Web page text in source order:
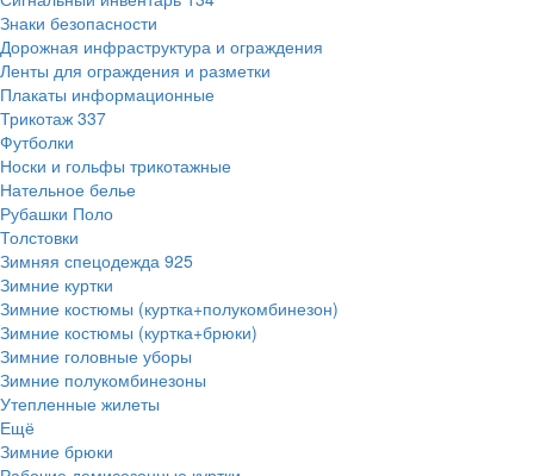
Знаки безопасности
Дорожная инфраструктура и ограждения
Ленты для ограждения и разметки
Плакаты информационные
Трикотаж 337
Футболки
Носки и гольфы трикотажные
Нательное белье
Рубашки Поло
Толстовки
Зимняя спецодежда 925
Зимние куртки
Зимние костюмы (куртка+полукомбинезон)
Зимние костюмы (куртка+брюки)
Зимние головные уборы
Зимние полукомбинезоны
Утепленные жилеты
Ещё
Зимние брюки